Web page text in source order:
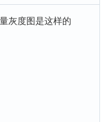
灰度图是这样的